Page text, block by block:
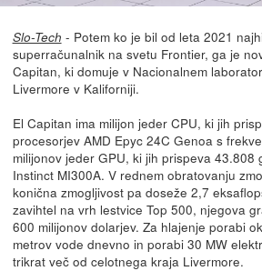
Slo-Tech - Potem ko je bil od leta 2021
superračunalnik na svetu Frontier, ga je
Capitan, ki domuje v Nacionalnem
Livermore v Kaliforniji.
El Capitan ima milijon jeder CPU, ki jih
procesorjev AMD Epyc 24C Genoa s
milijonov jeder GPU, ki jih prispeva 43.808
Instinct MI300A. V rednem obratovanju
konična zmogljivost pa doseže 2,7
zavihtel na vrh lestvice Top 500, njegova
600 milijonov dolarjev. Za hlajenje porabi
metrov vode dnevno in porabi 30 MW
trikrat več od celotnega kraja Livermore.